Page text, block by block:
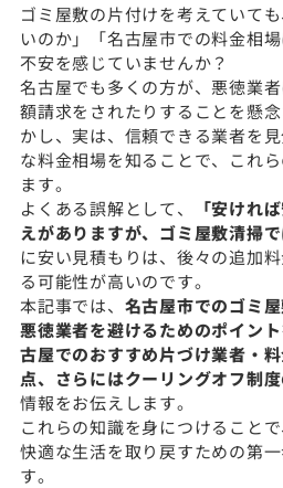
ゴミ屋敷の片付けを考えていて
いのか」「名古屋市での料金相
不安を感じていませんか？
名古屋でも多くの方が、悪徳業
額請求をされたりすることを懸
かし、実は、信頼できる業者を
な料金相場を知ることで、これ
ます。
よくある誤解として、
「安けれ
えがありますが、ゴミ屋敷清掃
に安い見積もりは、後々の追加
る可能性が高いのです。
本記事では、 名古屋市でのゴミ
悪徳業者を避けるためのポイント
古屋でのおすすめ片づけ業者・
点、さらにはクーリングオフ制
情報をお伝えします。
これらの知識を身につけること
快適な生活を取り戻すための第
す。